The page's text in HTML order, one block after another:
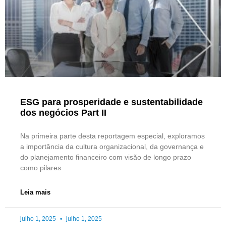
ESG para prosperidade e sustentabilidade
dos negócios Part II
Na primeira parte desta reportagem especial, exploramos
a importância da cultura organizacional, da governança e
do planejamento financeiro com visão de longo prazo
como pilares
Leia mais
julho 1, 2025 julho 1, 2025